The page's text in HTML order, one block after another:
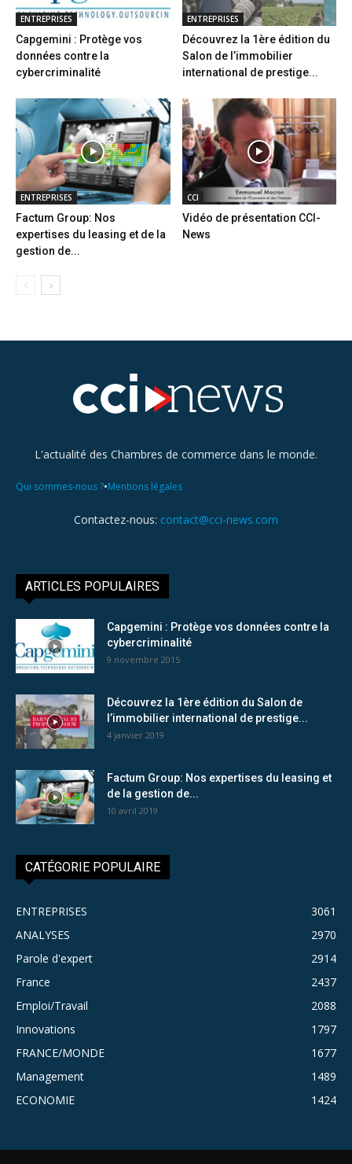
ENTREPRISES
Capgemini : Protège vos
données contre la
cybercriminalité
ENTREPRISES
Découvrez la 1ère édition du
Salon de l’immobilier
international de prestige...
ENTREPRISES
Factum Group: Nos
expertises du leasing et de la
gestion de...
CCI
Vidéo de présentation CCI-
News
L'actualité des Chambres de commerce dans le monde.
Qui sommes-nous ?•Mentions légales
Contactez-nous: contact@cci-news.com
ARTICLES POPULAIRES
Capgemini : Protège vos données contre la
cybercriminalité
9 novembre 2015
Découvrez la 1ère édition du Salon de
l’immobilier international de prestige...
4 janvier 2019
Factum Group: Nos expertises du leasing et
de la gestion de...
10 avril 2019
CATÉGORIE POPULAIRE
ENTREPRISES
3061
ANALYSES
2970
Parole d'expert
2914
France
2437
Emploi/Travail
2088
Innovations
1797
FRANCE/MONDE
1677
Management
1489
ECONOMIE
1424